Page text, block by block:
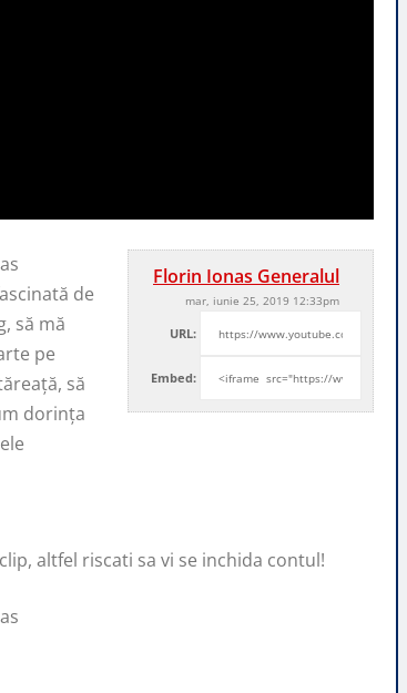
Florin Ionas Generalul
mar, iunie 25, 2019 12:33pm
URL:
Embed:
de
să mă
pe
să
dorinţa
altfel riscati sa vi se inchida contul!